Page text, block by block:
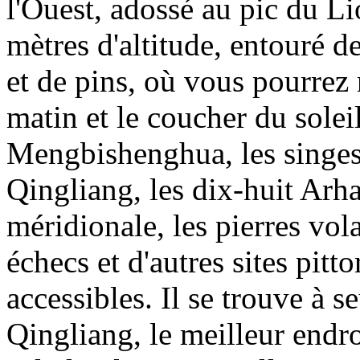
l'Ouest, adossé au pic du
mètres d'altitude, entouré
et de pins, où vous
matin et le coucher du
Mengbishenghua, les
Qingliang, les dix-huit
méridionale, les pierres
échecs et d'autres sites
accessibles. Il se trouve à
Qingliang, le meilleur